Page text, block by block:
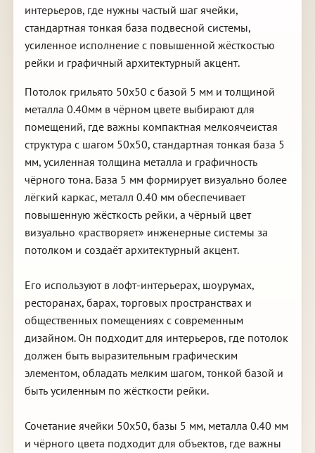
интерьеров, где нужны частый шаг ячейки,
стандартная тонкая база подвесной системы,
усиленное исполнение с повышенной жёсткостью
рейки и графичный архитектурный акцент.
Потолок грильято 50х50 с базой 5 мм и толщиной
металла 0.40мм в чёрном цвете выбирают для
помещений, где важны компактная мелкоячеистая
структура с шагом 50х50, стандартная тонкая база 5
мм, усиленная толщина металла и графичность
чёрного тона. База 5 мм формирует визуально более
лёгкий каркас, металл 0.40 мм обеспечивает
повышенную жёсткость рейки, а чёрный цвет
визуально «растворяет» инженерные системы за
потолком и создаёт архитектурный акцент.
Его используют в лофт-интерьерах, шоурумах,
ресторанах, барах, торговых пространствах и
общественных помещениях с современным
дизайном. Он подходит для интерьеров, где потолок
должен быть выразительным графическим
элементом, обладать мелким шагом, тонкой базой и
быть усиленным по жёсткости рейки.
Сочетание ячейки 50х50, базы 5 мм, металла 0.40 мм
и чёрного цвета подходит для объектов, где важны